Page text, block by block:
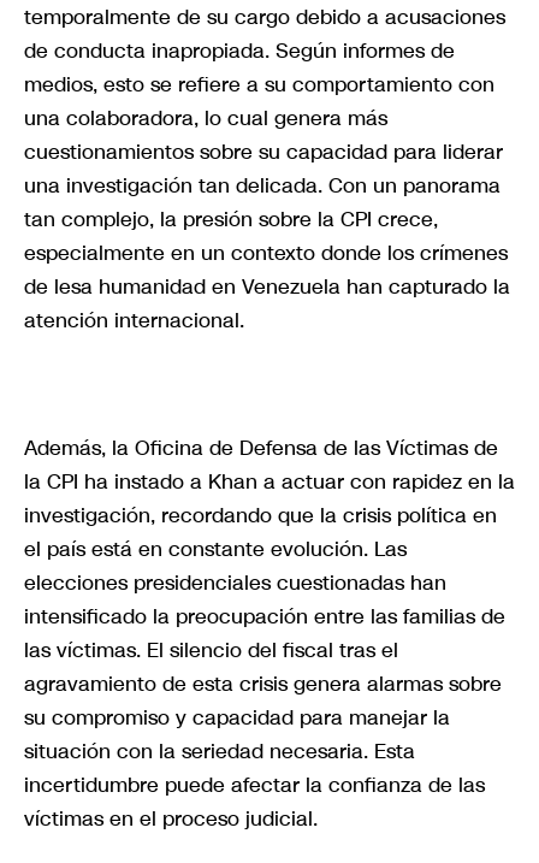
temporalmente de su cargo debido a acusaciones
de conducta inapropiada. Según informes de
medios, esto se refiere a su comportamiento con
una colaboradora, lo cual genera más
cuestionamientos sobre su capacidad para liderar
una investigación tan delicada. Con un panorama
tan complejo, la presión sobre la CPI crece,
especialmente en un contexto donde los crímenes
de lesa humanidad en Venezuela han capturado la
atención internacional.
Además, la Oficina de Defensa de las Víctimas de
la CPI ha instado a Khan a actuar con rapidez en la
investigación, recordando que la crisis política en
el país está en constante evolución. Las
elecciones presidenciales cuestionadas han
intensificado la preocupación entre las familias de
las víctimas. El silencio del fiscal tras el
agravamiento de esta crisis genera alarmas sobre
su compromiso y capacidad para manejar la
situación con la seriedad necesaria. Esta
incertidumbre puede afectar la confianza de las
víctimas en el proceso judicial.